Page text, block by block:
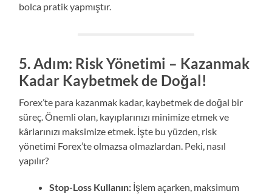
bolca pratik yapmıştır.
5. Adım: Risk Yönetimi – Kazanmak
Kadar Kaybetmek de Doğal!
Forex’te para kazanmak kadar, kaybetmek de doğal bir
süreç. Önemli olan, kayıplarınızı minimize etmek ve
kârlarınızı maksimize etmek. İşte bu yüzden, risk
yönetimi Forex’te olmazsa olmazlardan. Peki, nasıl
yapılır?
Stop-Loss Kullanın: İşlem açarken, maksimum